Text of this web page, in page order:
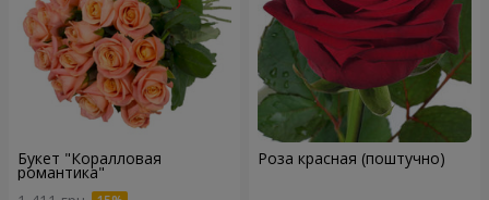
Букет "Коралловая
романтика"
Роза красная (поштучно)